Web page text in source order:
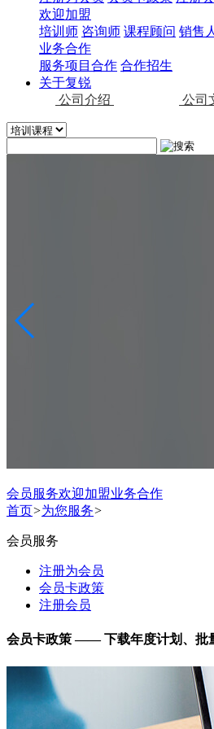
欢迎加盟
培训师 咨询师 课程顾问 销售
业务合作
服务项目合作 合作招生
关于复锐
公司介绍
公司
会员服务欢迎加盟业务合作
首页>为您服务>
会员服务
注册为会员
会员卡政策
注册会员
会员卡政策 —— 下载年度计划、批